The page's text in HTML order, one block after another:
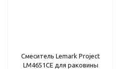
Смеситель Lemark Project
LM4651CE для раковины